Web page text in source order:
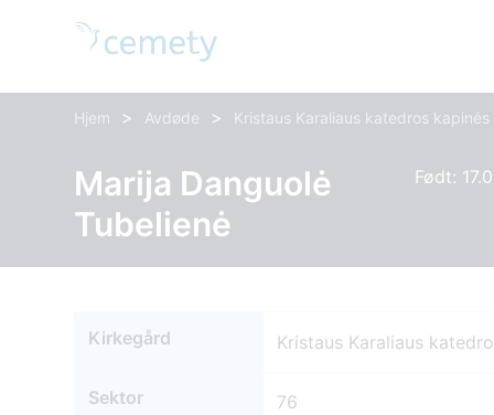
Hjem > Avdøde > Kristaus Karaliaus katedros kapinės
Marija Danguolė
Tubelienė
Født:
Kirkegård Kristaus Karaliaus
Sektor 76